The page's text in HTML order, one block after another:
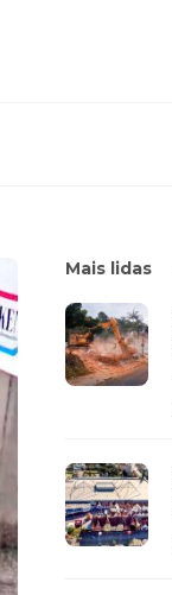
Mais lidas